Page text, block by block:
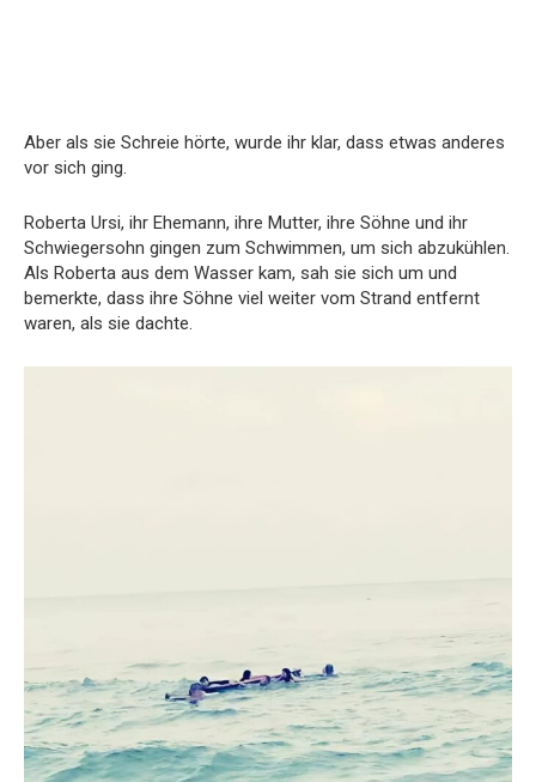
Aber als sie Schreie hörte, wurde ihr klar, dass etwas anderes
vor sich ging.
Roberta Ursi, ihr Ehemann, ihre Mutter, ihre Söhne und ihr
Schwiegersohn gingen zum Schwimmen, um sich abzukühlen.
Als Roberta aus dem Wasser kam, sah sie sich um und
bemerkte, dass ihre Söhne viel weiter vom Strand entfernt
waren, als sie dachte.